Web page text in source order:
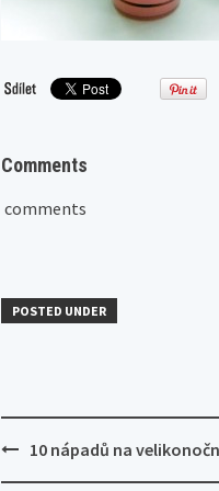
Comments
comments
POSTED UNDER
Post
navigation
10 nápadů na